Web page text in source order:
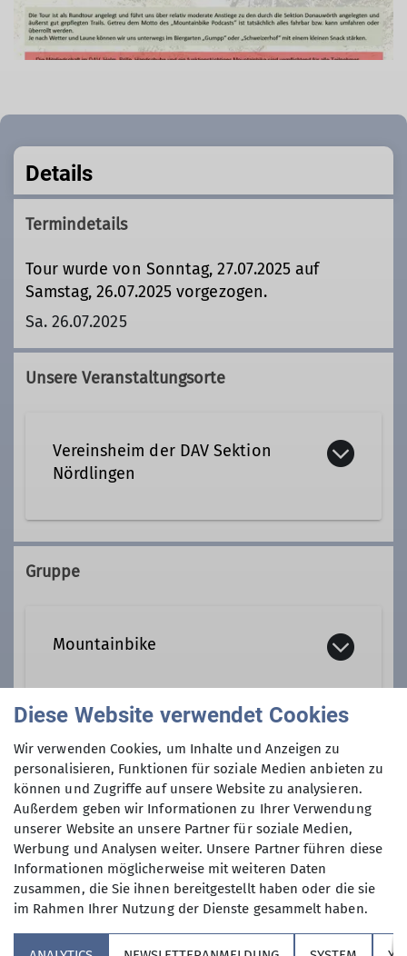
Details
Termindetails
Tour wurde von Sonntag, 27.07.2025 auf
Samstag, 26.07.2025 vorgezogen.
Sa. 26.07.2025
Unsere Veranstaltungsorte
Vereinsheim der DAV Sektion
Nördlingen
Stegmühlweg 2 a
Gruppe
Mountainbike
Hinweis: Für alle Touren sind ein
funktionsfähiges Mountainbike/E-
Mountainbike, Helm, Handschuhe und
Licht (auch im Sommer) Pflicht.
Interessierte können sich gerne bei
den unten aufgeführten
Ansprechpartnern melden oder
einfach spontan vorbeikommen. Wir
freuen uns auf euch!
Für Interessierte ohne
Anmeldung
Tobias Oppel, Mail: tobioscar@web.de
Diese Website verwendet Cookies
Wir verwenden Cookies, um Inhalte und Anzeigen zu
personalisieren, Funktionen für soziale Medien anbieten zu
können und Zugriffe auf unsere Website zu analysieren.
Außerdem geben wir Informationen zu Ihrer Verwendung
unserer Website an unsere Partner für soziale Medien,
Werbung und Analysen weiter. Unsere Partner führen diese
Informationen möglicherweise mit weiteren Daten
zusammen, die Sie ihnen bereitgestellt haben oder die sie
im Rahmen Ihrer Nutzung der Dienste gesammelt haben.